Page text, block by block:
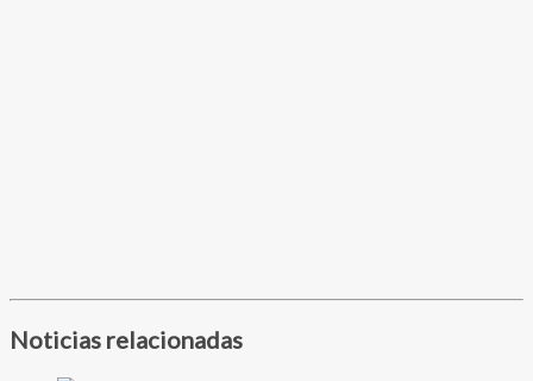
Noticias relacionadas